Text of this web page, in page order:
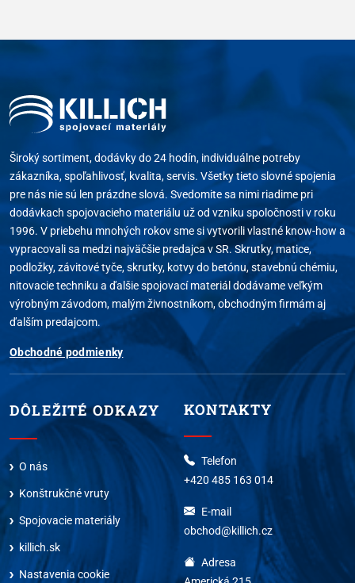
Široký sortiment, dodávky do 24 hodín, individuálne potreby
zákazníka, spoľahlivosť, kvalita, servis. Všetky tieto slovné spojenia
pre nás nie sú len prázdne slová. Svedomite sa nimi riadime pri
dodávkach spojovacieho materiálu už od vzniku spoločnosti v roku
1996. V priebehu mnohých rokov sme si vytvorili vlastné know-how a
vypracovali sa medzi najväčšie predajca v SR. Skrutky, matice,
podložky, závitové tyče, skrutky, kotvy do betónu, stavebnú chémiu,
nitovacie techniku a ďalšie spojovací materiál dodávame veľkým
výrobným závodom, malým živnostníkom, obchodným firmám aj
ďalším predajcom.
Obchodné podmienky
DÔLEŽITÉ ODKAZY
O nás
Konštrukčné vruty
Spojovacie materiály
killich.sk
Nastavenia cookie
KONTAKTY
Telefon
+420 485 163 014
E-mail
obchod@killich.cz
Adresa